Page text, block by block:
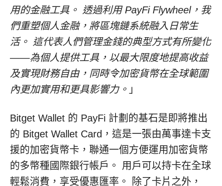
用的金融工具。 透過利用 PayFi Flywheel，我
們重塑個人金融，將區塊鏈系統融入日常生
活。 這代表人們管理金錢的典型方式有所變化
——為個人提供工具，以最大限度地提高收益
及實現財務自由，同時令加密貨幣在全球範圍
內更加實用和更具影響力。 」
Bitget Wallet 的 PayFi 計劃的基石是即將推出
的 Bitget Wallet Card，這是一張由萬事達卡支
援的加密貨幣卡，聯通一個方便運用加密貨幣
的多幣種國際銀行帳戶。 用戶可以持卡在全球
輕鬆消費，享受優惠匯率。 除了卡片之外，